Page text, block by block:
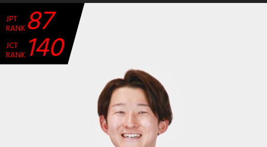
加盟・登録
エントリー
JPT
RANK 87
JCT
RANK 140